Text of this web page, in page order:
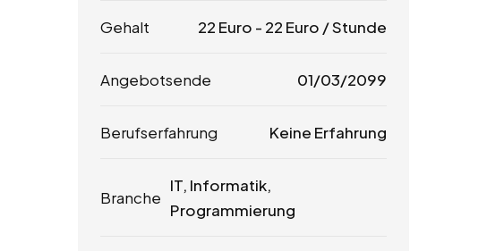
Gehalt 22 Euro - 22 Euro / Stunde
Angebotsende 01/03/2099
Berufserfahrung Keine Erfahrung
Branche
IT, Informatik,
Programmierung